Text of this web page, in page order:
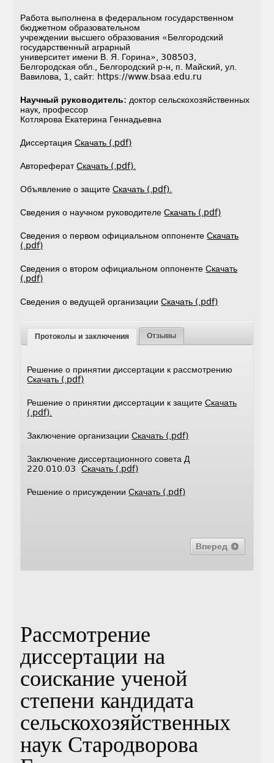
Работа выполнена в федеральном государственном
бюджетном образовательном
учреждении высшего образования «Белгородский
государственный аграрный
университет имени В. Я. Горина», 308503,
Белгородская обл., Белгородский р-н, п. Майский, ул.
Вавилова, 1, сайт: https://www.bsaa.edu.ru
Научный руководитель: доктор сельскохозяйственных
наук, профессор
Котлярова Екатерина Геннадьевна
ДиссертацияСкачать (.pdf)
АвторефератСкачать (.pdf).
Объявление о защитеСкачать (.pdf).
Сведения о научном руководителеСкачать (.pdf)
Сведения о первом официальном оппонентеСкачать
(.pdf)
Сведения о втором официальном оппонентеСкачать
(.pdf)
Сведения о ведущей организацииСкачать (.pdf)
Протоколы и заключения Отзывы
Решение о принятии диссертации к рассмотрению
Скачать (.pdf)
Решение о принятии диссертации к защитеСкачать
(.pdf).
Заключение организацииСкачать (.pdf)
Заключение диссертационного совета Д
220.010.03Скачать (.pdf)
Решение о присужденииСкачать (.pdf)
Вперед
Рассмотрение
диссертации на
соискание ученой
степени кандидата
сельскохозяйственных
наук Стародворова